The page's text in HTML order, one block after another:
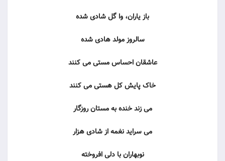
باز یاران، وا گل شادی شده
سالروز مولد هادی شده
عاشقان احساس مستی می کنند
خاک پایش کل هستی می کنند
می زند خنده به مستان روزگار
می سراید نغمه از شادی هزار
نوبهاران با دلی افروخته